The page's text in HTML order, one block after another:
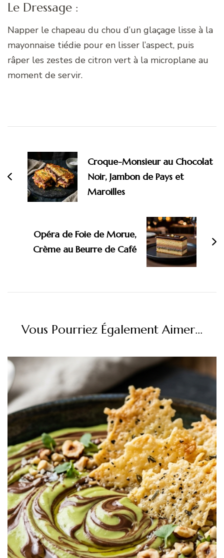
Le Dressage :
Napper le chapeau du chou d’un glaçage lisse à la
mayonnaise tiédie pour en lisser l’aspect, puis
râper les zestes de citron vert à la microplane au
moment de servir.
d'article
Croque-Monsieur au Chocolat
Noir, Jambon de Pays et
Maroilles
Opéra de Foie de Morue,
Crème au Beurre de Café
Vous Pourriez Également Aimer...